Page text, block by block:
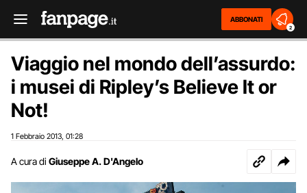
ABBONATI
2
Viaggio nel mondo dell’assurdo:
i musei di Ripley’s Believe It or
Not!
1 Febbraio 2013 01:28
A cura di Giuseppe A. D'Angelo